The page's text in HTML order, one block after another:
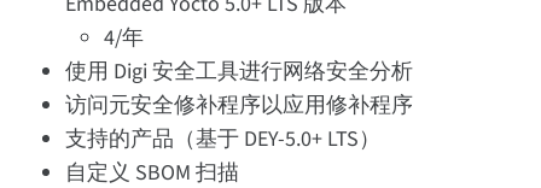
4/年
使用 Digi 安全工具进行网络安全分析
访问元安全修补程序以应用修补程序
支持的产品（基于 DEY-5.0+ LTS）
自定义 SBOM 扫描